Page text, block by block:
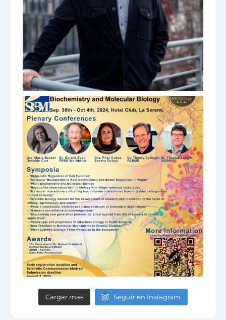
Cargar más Seguir en Instagram